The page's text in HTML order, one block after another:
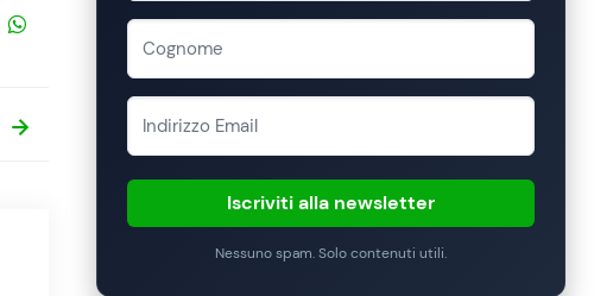
Iscriviti alla newsletter
Nessuno spam. Solo contenuti utili.